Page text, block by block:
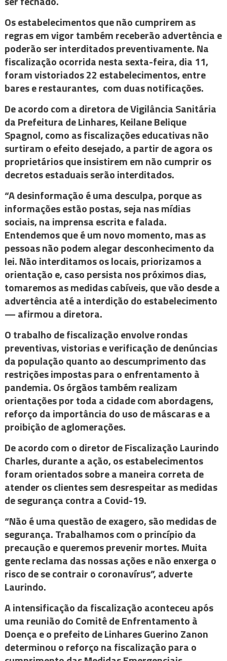
Os estabelecimentos que não cumprirem as
regras em vigor também receberão advertência e
poderão ser interditados preventivamente. Na
fiscalização ocorrida nesta sexta-feira, dia 11,
foram vistoriados 22 estabelecimentos, entre
bares e restaurantes, com duas notificações.
De acordo com a diretora de Vigilância Sanitária
da Prefeitura de Linhares, Keilane Belique
Spagnol, como as fiscalizações educativas não
surtiram o efeito desejado, a partir de agora os
proprietários que insistirem em não cumprir os
decretos estaduais serão interditados.
“A desinformação é uma desculpa, porque as
informações estão postas, seja nas mídias
sociais, na imprensa escrita e falada.
Entendemos que é um novo momento, mas as
pessoas não podem alegar desconhecimento da
lei. Não interditamos os locais, priorizamos a
orientação e, caso persista nos próximos dias,
tomaremos as medidas cabíveis, que vão desde a
advertência até a interdição do estabelecimento
— afirmou a diretora.
O trabalho de fiscalização envolve rondas
preventivas, vistorias e verificação de denúncias
da população quanto ao descumprimento das
restrições impostas para o enfrentamento à
pandemia. Os órgãos também realizam
orientações por toda a cidade com abordagens,
reforço da importância do uso de máscaras e a
proibição de aglomerações.
De acordo com o diretor de Fiscalização Laurindo
Charles, durante a ação, os estabelecimentos
foram orientados sobre a maneira correta de
atender os clientes sem desrespeitar as medidas
de segurança contra a Covid-19.
“Não é uma questão de exagero, são medidas de
segurança. Trabalhamos com o princípio da
precaução e queremos prevenir mortes. Muita
gente reclama das nossas ações e não enxerga o
risco de se contrair o coronavírus”, adverte
Laurindo.
A intensificação da fiscalização aconteceu após
uma reunião do Comitê de Enfrentamento à
Doença e o prefeito de Linhares Guerino Zanon
determinou o reforço na fiscalização para o